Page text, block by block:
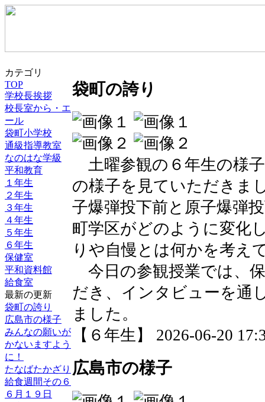
カテゴリ
TOP
学校長挨拶
校長室から・エ
ール
袋町小学校
通級指導教室
なのはな学級
平和教育
１年生
２年生
３年生
４年生
５年生
６年生
保健室
平和資料館
給食室
最新の更新
袋町の誇り
広島市の様子
みんなの願いが
かないますよう
に！
たなばたかざり
給食週間その６
６月１９日
袋町の誇り
土曜参観の６年生の様
の様子を見ていただきま
子爆弾投下前と原子爆弾
町学区がどのように変化
りや自慢とは何かを考え
今日の参観授業では、
だき、インタビューを通
ました。
【６年生】 2026-06-20
広島市の様子